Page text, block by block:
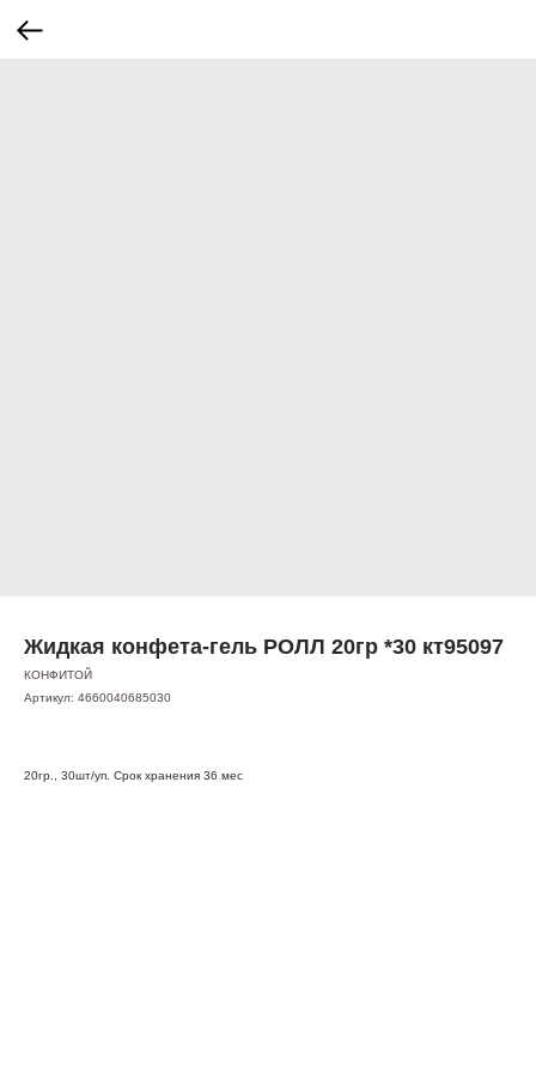
Жидкая конфета-гель РОЛЛ 20гр *30 кт95097
КОНФИТОЙ
Артикул: 4660040685030
20гр., 30шт/уп. Срок хранения 36 мес